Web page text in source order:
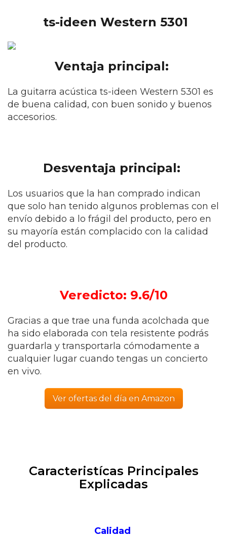
ts-ideen Western 5301
Ventaja principal:
La guitarra acústica ts-ideen Western 5301 es
de buena calidad, con buen sonido y buenos
accesorios.
Desventaja principal:
Los usuarios que la han comprado indican
que solo han tenido algunos problemas con el
envío debido a lo frágil del producto, pero en
su mayoría están complacido con la calidad
del producto.
Veredicto: 9.6/10
Gracias a que trae una funda acolchada que
ha sido elaborada con tela resistente podrás
guardarla y transportarla cómodamente a
cualquier lugar cuando tengas un concierto
en vivo.
Ver ofertas del día en Amazon
Caracteristícas Principales
Explicadas
Calidad